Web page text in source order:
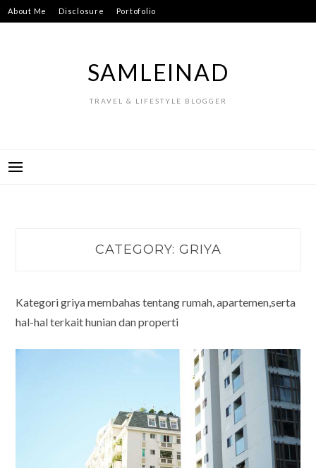
Skip
to
About Me Disclosure Portofolio
SAMLEINAD
TRAVEL & LIFESTYLE BLOGGER
CATEGORY: GRIYA
Kategori griya membahas tentang rumah, apartemen,serta
hal-hal terkait hunian dan properti